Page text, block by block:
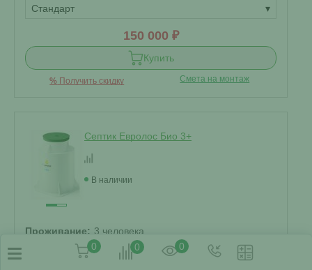
Стандарт
▾
150 000 ₽
Купить
% Получить скидку Смета на монтаж
Септик Евролос Био 3+
В наличии
Проживание: 3 человека
Объем переработки:
0.6 м
0 0 0